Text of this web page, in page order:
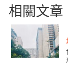
相關文章